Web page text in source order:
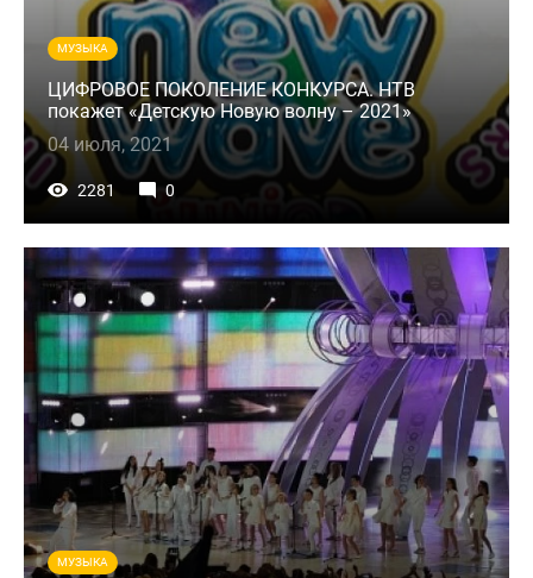
МУЗЫКА
ЦИФРОВОЕ ПОКОЛЕНИЕ КОНКУРСА. НТВ
покажет «Детскую Новую волну – 2021»
04 июля, 2021
2281 0
МУЗЫКА